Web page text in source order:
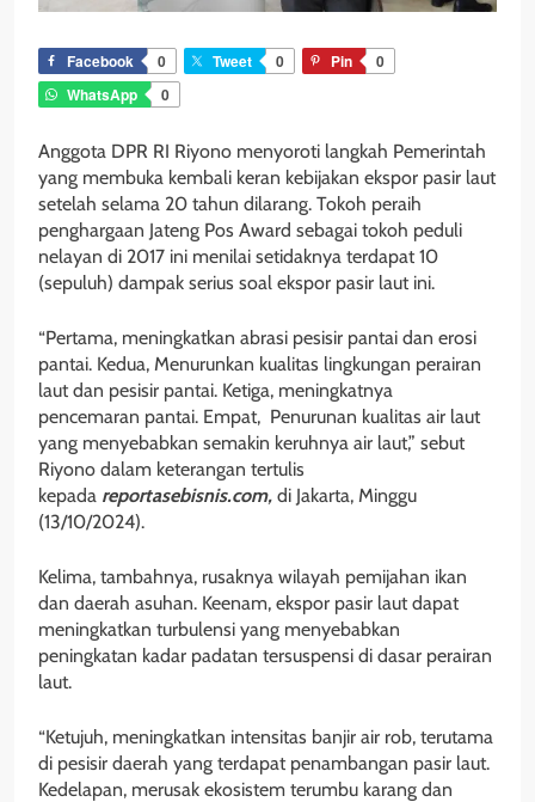
Facebook 0 Tweet 0 Pin
0
WhatsApp
0
Anggota DPR RI Riyono menyoroti langkah Pemerintah
yang membuka kembali keran kebijakan ekspor pasir laut
setelah selama 20 tahun dilarang. Tokoh peraih
penghargaan Jateng Pos Award sebagai tokoh peduli
nelayan di 2017 ini menilai setidaknya terdapat 10
(sepuluh) dampak serius soal ekspor pasir laut ini.
“Pertama, meningkatkan abrasi pesisir pantai dan erosi
pantai. Kedua, Menurunkan kualitas lingkungan perairan
laut dan pesisir pantai. Ketiga, meningkatnya
pencemaran pantai. Empat, Penurunan kualitas air laut
yang menyebabkan semakin keruhnya air laut,” sebut
Riyono dalam keterangan tertulis
kepada reportasebisnis.com, di Jakarta, Minggu
(13/10/2024).
Kelima, tambahnya, rusaknya wilayah pemijahan ikan
dan daerah asuhan. Keenam, ekspor pasir laut dapat
meningkatkan turbulensi yang menyebabkan
peningkatan kadar padatan tersuspensi di dasar perairan
laut.
“Ketujuh, meningkatkan intensitas banjir air rob, terutama
di pesisir daerah yang terdapat penambangan pasir laut.
Kedelapan, merusak ekosistem terumbu karang dan